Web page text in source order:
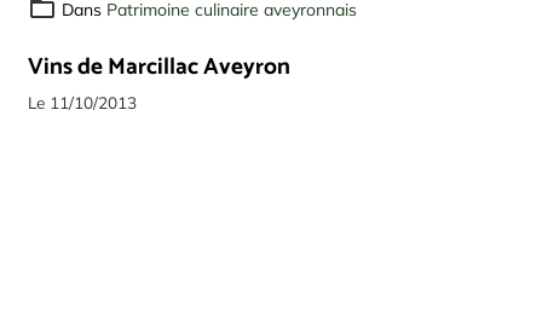
Dans Patrimoine culinaire aveyronnais
Vins de Marcillac Aveyron
Le 11/10/2013